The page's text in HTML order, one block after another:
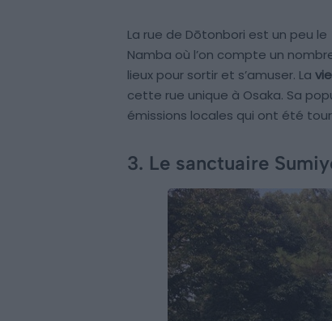
La rue de Dōtonbori est un peu le
Namba où l’on compte un
lieux pour sortir et s’amuser. La
cette rue unique à Osaka. Sa
émissions locales qui ont été
3. Le sanctuaire